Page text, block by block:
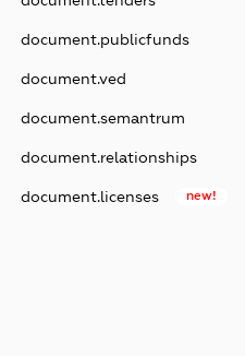
document.publicfunds
document.ved
document.semantrum
document.relationships
document.licenses new!